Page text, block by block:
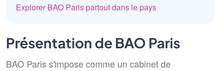
Explorer BAO Paris partout dans le pays
Présentation de BAO Paris
BAO Paris s'impose comme un cabinet de